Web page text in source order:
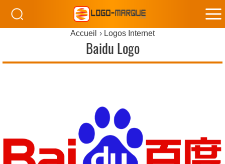
Accueil Logos Internet
Baidu Logo